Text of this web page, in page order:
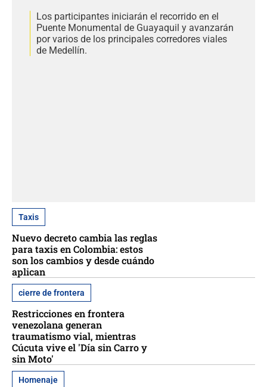
Los participantes iniciarán el recorrido en el
Puente Monumental de Guayaquil y avanzarán
por varios de los principales corredores viales
de Medellín.
Taxis
Nuevo decreto cambia las reglas
para taxis en Colombia: estos
son los cambios y desde cuándo
aplican
cierre de frontera
Restricciones en frontera
venezolana generan
traumatismo vial, mientras
Cúcuta vive el 'Día sin Carro y
sin Moto'
Homenaje